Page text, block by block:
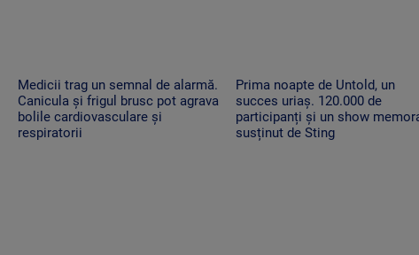
Medicii trag un semnal de alarmă.
Canicula și frigul brusc pot agrava
bolile cardiovasculare și
respiratorii
Prima noapte de Untold, un
succes uriaș. 120.000 de
participanți și un show
susținut de Sting